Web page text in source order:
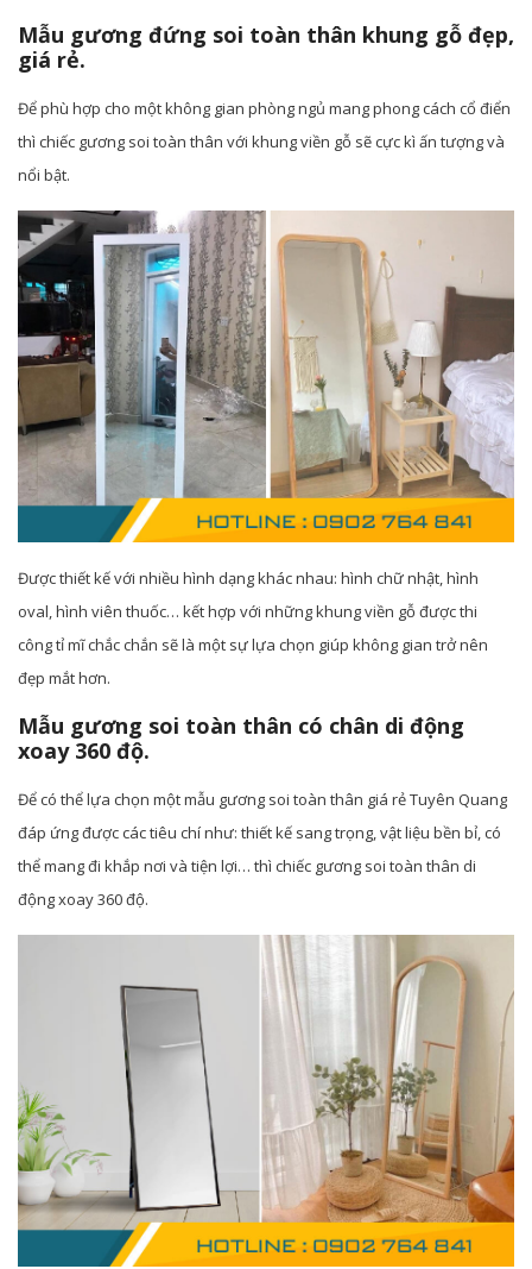
Mẫu gương đứng soi toàn thân khung gỗ đẹp,
giá rẻ.
Để phù hợp cho một không gian phòng ngủ mang phong cách cổ điển
thì chiếc gương soi toàn thân với khung viền gỗ sẽ cực kì ấn tượng và
nổi bật.
Được thiết kế với nhiều hình dạng khác nhau: hình chữ nhật, hình
oval, hình viên thuốc… kết hợp với những khung viền gỗ được thi
công tỉ mĩ chắc chắn sẽ là một sự lựa chọn giúp không gian trở nên
đẹp mắt hơn.
Mẫu gương soi toàn thân có chân di động
xoay 360 độ.
Để có thể lựa chọn một mẫu gương soi toàn thân giá rẻ Tuyên Quang
đáp ứng được các tiêu chí như: thiết kế sang trọng, vật liệu bền bỉ, có
thể mang đi khắp nơi và tiện lợi… thì chiếc gương soi toàn thân di
động xoay 360 độ.